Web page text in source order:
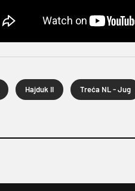
Hajduk II Treća NL - Jug